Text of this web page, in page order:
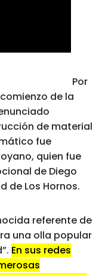
Por
de la
de material
fue
quien fue
de Diego
de Los Hornos.
referente de
una olla popular
En sus redes